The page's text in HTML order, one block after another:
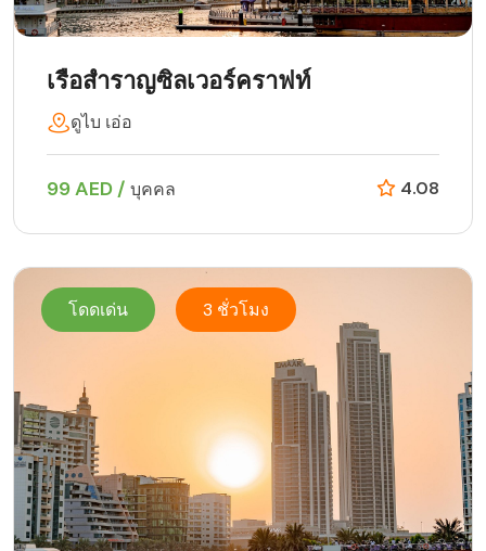
เรือสำราญซิลเวอร์คราฟท์
ดูไบ เอ่อ
99 AED / บุคคล 4.08
โดดเด่น 3 ชั่วโมง